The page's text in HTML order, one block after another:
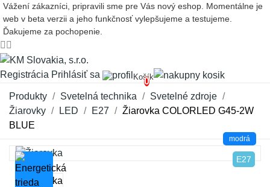
Vážení zákazníci, pripravili sme pre Vás nový eshop. Momentálne je
web v beta verzii a jeho funkčnosť vylepšujeme a testujeme.
Ďakujeme za pochopenie.
Registrácia Prihlásiť sa Košík
0
Produkty
Svetelná technika
Svetelné zdroje
Žiarovky
LED E27
Žiarovka COLORLED G45-2W
BLUE
E27
modrá